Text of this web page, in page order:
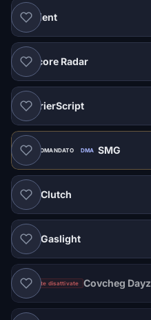
Ancient
Labcore Radar
CourierScript
RACCOMANDATO DMA SMG
DMA Clutch
DMA Gaslight
Vendite disattivate Covcheg Dayz